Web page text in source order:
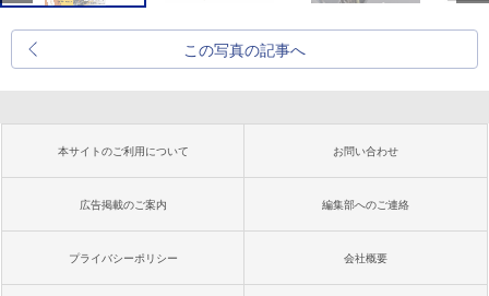
この写真の記事へ
本サイトのご利用について お問い合わせ
広告掲載のご案内 編集部へのご連絡
プライバシーポリシー 会社概要